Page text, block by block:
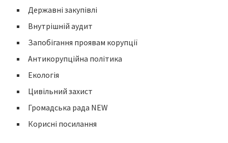
Державні закупівлі
Внутрішній аудит
Запобігання проявам корупції
Антикорупційна політика
Екологія
Цивільний захист
Громадська рада NEW
Корисні посилання